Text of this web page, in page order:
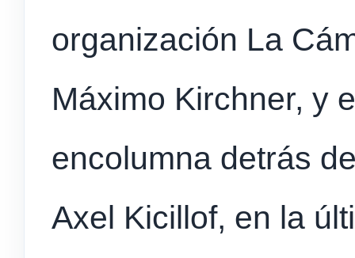
organización La
Máximo Kirchner, y
encolumna detrás
Axel Kicillof, en la